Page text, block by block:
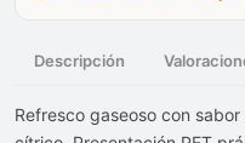
Descripción
Refresco gaseoso con